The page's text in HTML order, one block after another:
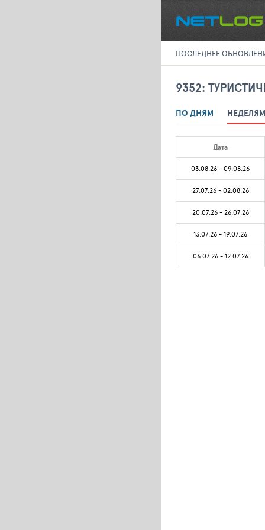
ПОСЛЕДНЕЕ
9352:
ПО ДНЯМ НЕДЕЛЯМ
Дата
03.08.26 - 09.08.26
27.07.26 - 02.08.26
20.07.26 - 26.07.26
13.07.26 - 19.07.26
06.07.26 - 12.07.26